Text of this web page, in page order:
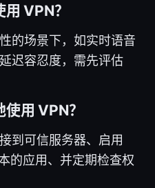
VPN？
的场景下，如实时语音
迟容忍度，需先评估
用 VPN？
到可信服务器、启用
的应用、并定期检查权